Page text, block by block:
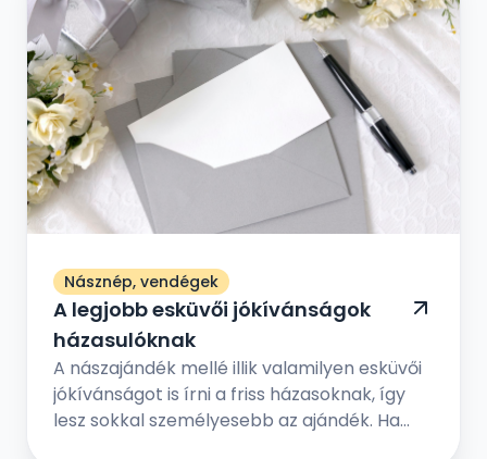
Násznép, vendégek
A legjobb esküvői jókívánságok
házasulóknak
A nászajándék mellé illik valamilyen esküvői
jókívánságot is írni a friss házasoknak, így
lesz sokkal személyesebb az ajándék. Ha